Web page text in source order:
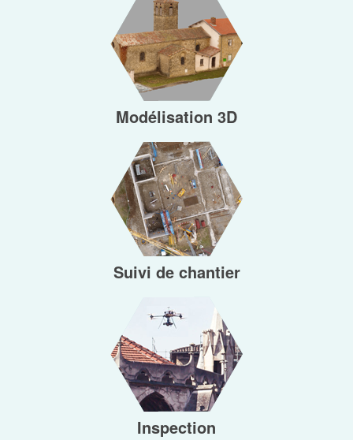
NUMÉRIQUE
Modélisation 3D
Suivi de chantier
Inspection